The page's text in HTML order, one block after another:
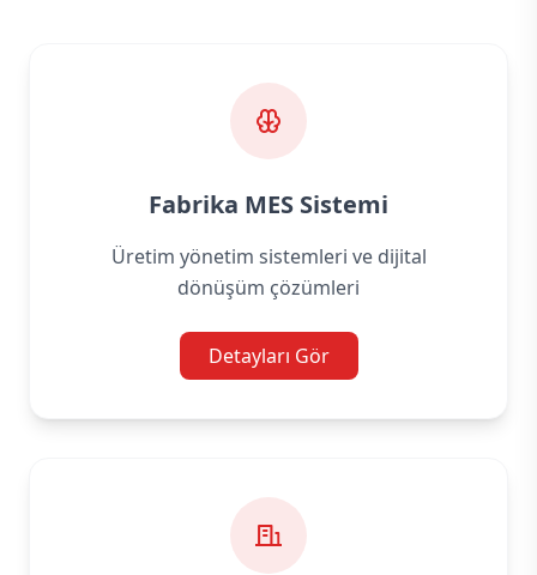
Fabrika MES Sistemi
Üretim yönetim sistemleri ve dijital
dönüşüm çözümleri
Detayları Gör